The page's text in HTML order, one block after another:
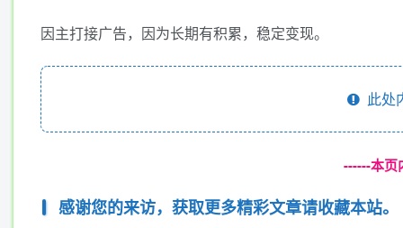
因主打接广告，因为长期有积累，稳定变现。
此处
------本页
感谢您的来访，获取更多精彩文章请收藏本站。